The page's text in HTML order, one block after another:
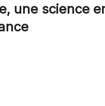
une science